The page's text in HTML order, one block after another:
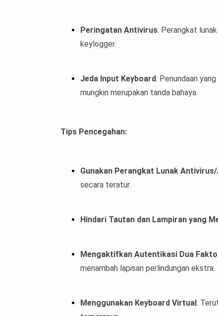
Peringatan Antivirus: Perangkat
keylogger.
Jeda Input Keyboard: Penundaan
mungkin merupakan tanda bahaya.
Tips Pencegahan:
Gunakan Perangkat Lunak
secara teratur.
Hindari Tautan dan Lampiran yang
Mengaktifkan Autentikasi Dua
menambah lapisan perlindungan ekstra.
Menggunakan Keyboard Virtual: